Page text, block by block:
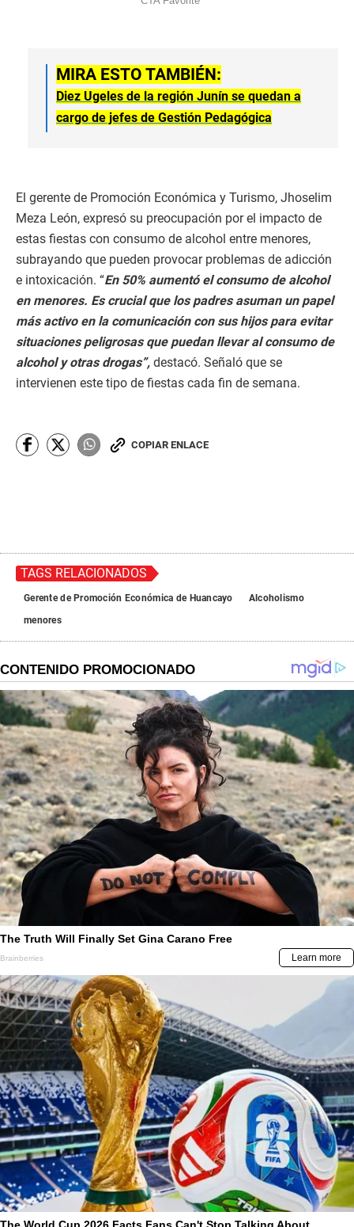
MIRA ESTO TAMBIÉN:
Diez Ugeles de la región Junín se quedan a
cargo de jefes de Gestión Pedagógica
El gerente de Promoción Económica y Turismo, Jhoselim
Meza León, expresó su preocupación por el impacto de
estas fiestas con consumo de alcohol entre menores,
subrayando que pueden provocar problemas de adicción
e intoxicación. “En 50% aumentó el consumo de alcohol
en menores. Es crucial que los padres asuman un papel
más activo en la comunicación con sus hijos para evitar
situaciones peligrosas que puedan llevar al consumo de
alcohol y otras drogas”, destacó. Señaló que se
intervienen este tipo de fiestas cada fin de semana.
COPIAR ENLACE
TAGS RELACIONADOS
Gerente de Promoción Económica de Huancayo
Alcoholismo
menores